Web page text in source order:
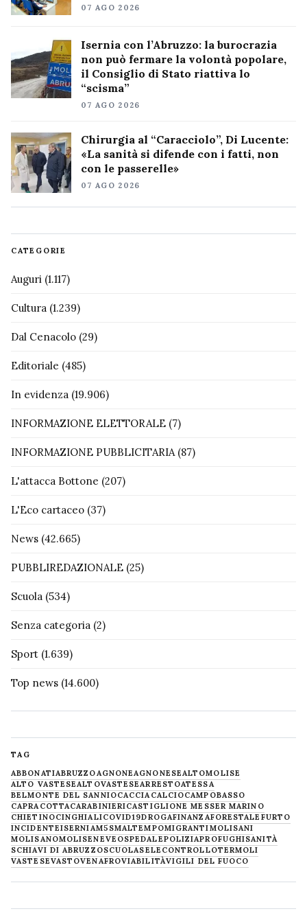
07 AGO 2026
Isernia con l’Abruzzo: la burocrazia
non può fermare la volontà popolare,
il Consiglio di Stato riattiva lo
“scisma”
07 AGO 2026
Chirurgia al “Caracciolo”, Di Lucente:
«La sanità si difende con i fatti, non
con le passerelle»
07 AGO 2026
CATEGORIE
Auguri (1.117)
Cultura (1.239)
Dal Cenacolo (29)
Editoriale (485)
In evidenza (19.906)
INFORMAZIONE ELETTORALE (7)
INFORMAZIONE PUBBLICITARIA(87)
L'attacca Bottone (207)
L'Eco cartaceo (37)
News (42.665)
PUBBLIREDAZIONALE (25)
Scuola (534)
Senza categoria (2)
Sport (1.639)
Top news (14.600)
TAG
ABBONATIABRUZZOAGNONEAGNONESEALTOMOLISE
ALTO VASTESEALTOVASTESEARRESTOATESSA
BELMONTE DEL SANNIOCACCIACALCIOCAMPOBASSO
CAPRACOTTACARABINIERICASTIGLIONE MESSER MARINO
CHIETINOCINGHIALICOVID19DROGAFINANZAFORESTALE FURTO
INCIDENTEISERNIAM5SMALTEMPOMIGRANTIMOLISANI
MOLISANOMOLISENEVE OSPEDALEPOLIZIAPROFUGHISANITÀ
SCHIAVI DI ABRUZZOSCUOLASELECONTROLLOTERMOLI
VASTESEVASTOVENAFROVIABILITÀVIGILI DEL FUOCO